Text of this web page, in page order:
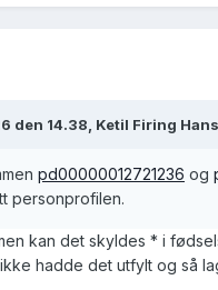
den 14.38, Ketil Firing
pd00000012721236 og
personprofilen.
kan det skyldes * i
hadde det utfylt og så